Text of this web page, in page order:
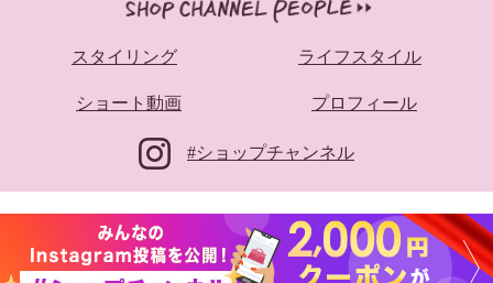
スタイリング ライフスタイル
ショート動画 プロフィール
#ショップチャンネル